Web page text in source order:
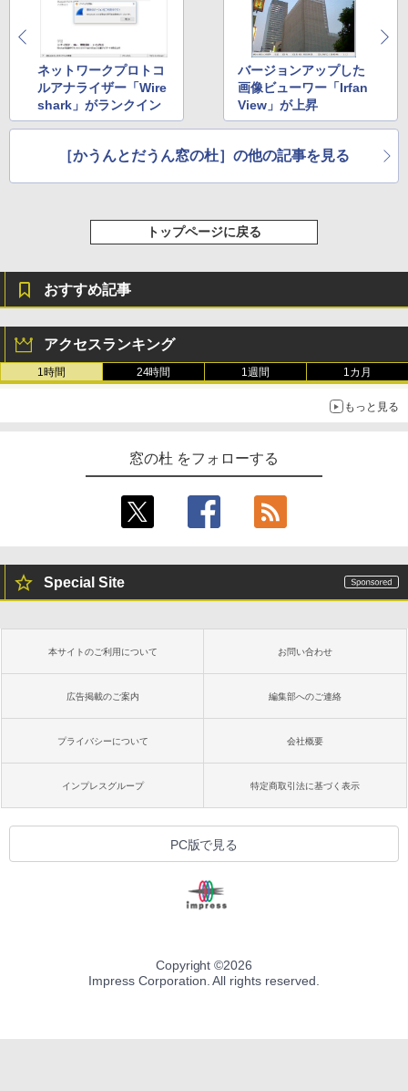
Kindle Paperwhite シグニチャーエディ
ション (32GB) 7インチディスプレイ、明
るさ自動調整、色調調節ライト、12週間
持続バッテリー、広告なし、メタリック
ブラック
￥27,980
Amazon Kindle Colorsoft | 16GBストレ
イ、色調調節ライト、最大8週間持続バッ
売)
New Amazon Kindle Scribe Colorsoft |
レージ、ノート機能搭載、明るさ自動調
整、色調調節ライト、プレミアムペン付
き、グラファイト
ネットワークプロトコ
ルアナライザー「Wire
shark」がランクイン
バージョンアップした
画像ビューワー「Irfan
View」が上昇
［かうんとだうん窓の杜］の他の記事を見る
トップページに戻る
おすすめ記事
アクセスランキング
1時間 24時間 1週間 1カ月
もっと見る
窓の杜 をフォローする
Special Site
本サイトのご利用について お問い合わせ
広告掲載のご案内 編集部へのご連絡
プライバシーについて 会社概要
インプレスグループ 特定商取引法に基づく表示
PC版で見る
Copyright ©2026
Impress Corporation. All rights reserved.